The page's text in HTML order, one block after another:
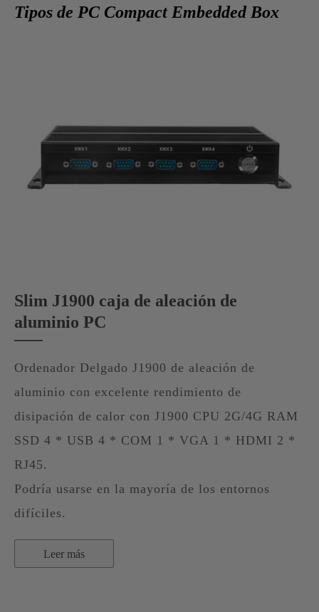
Tipos de PC Compact Embedded Box
Slim J1900 caja de aleación de
aluminio PC
Ordenador Delgado J1900 de aleación de
aluminio con excelente rendimiento de
disipación de calor con J1900 CPU 2G/4G RAM
SSD 4 * USB 4 * COM 1 * VGA 1 * HDMI 2 *
RJ45.
Podría usarse en la mayoría de los entornos
difíciles.
Leer más